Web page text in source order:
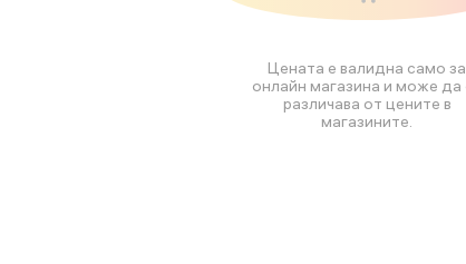
Цената е валидна само за
онлайн магазина и може да
различава от цените в
магазините.